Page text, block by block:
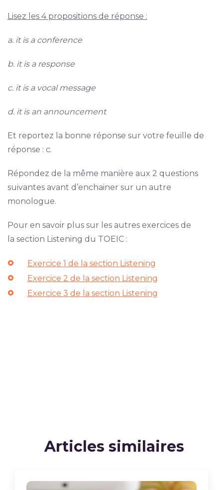
Lisez les 4 propositions de réponse :
a. it is a conference
b. it is a response
c. it is a vocal message
d. it is an announcement
Et reportez la bonne réponse sur votre feuille de
réponse : c.
Répondez de la même manière aux 2 questions
suivantes avant d’enchainer sur un autre
monologue.
Pour en savoir plus sur les autres exercices de
la section Listening du TOEIC :
Exercice 1 de la section Listening
Exercice 2 de la section Listening
Exercice 3 de la section Listening
Articles similaires